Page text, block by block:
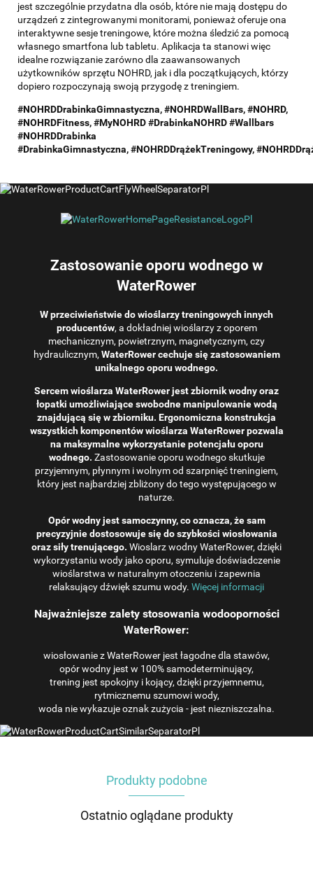
jest szczególnie przydatna dla osób, które nie mają dostępu do
urządzeń z zintegrowanymi monitorami, ponieważ oferuje ona
interaktywne sesje treningowe, które można śledzić za pomocą
własnego smartfona lub tabletu. Aplikacja ta stanowi więc
idealne rozwiązanie zarówno dla zaawansowanych
użytkowników sprzętu NOHRD, jak i dla początkujących, którzy
dopiero rozpoczynają swoją przygodę z treningiem.
#NOHRDDrabinkaGimnastyczna, #NOHRDWallBars, #NOHRD,
#NOHRDFitness, #MyNOHRD #DrabinkaNOHRD #Wallbars
#NOHRDDrabinka
#DrabinkaGimnastyczna,#NOHRDDrążekTreningowy,
Zastosowanie oporu wodnego w
WaterRower
W przeciwieństwie do wioślarzy treningowych innych
producentów, a dokładniej wioślarzy z oporem
mechanicznym, powietrznym, magnetycznym, czy
hydraulicznym, WaterRower cechuje się zastosowaniem
unikalnego oporu wodnego.
Sercem wioślarza WaterRower jest zbiornik wodny oraz
łopatki umożliwiające swobodne manipulowanie wodą
znajdującą się w zbiorniku. Ergonomiczna konstrukcja
wszystkich komponentów wioślarza WaterRower pozwala
na maksymalne wykorzystanie potencjału oporu
wodnego. Zastosowanie oporu wodnego skutkuje
przyjemnym, płynnym i wolnym od szarpnięć treningiem,
który jest najbardziej zbliżony do tego występującego w
naturze.
Opór wodny jest samoczynny, co oznacza, że ​​sam
precyzyjnie dostosowuje się do szybkości wiosłowania
oraz siły trenującego. Wioslarz wodny WaterRower, dzięki
wykorzystaniu wody jako oporu, symuluje doświadczenie
wioślarstwa w naturalnym otoczeniu i zapewnia
relaksujący dźwięk szumu wody. Więcej informacji
Najważniejsze zalety stosowania wodooporności
WaterRower:
wiosłowanie z WaterRower jest łagodne dla stawów,
opór wodny jest w 100% samodeterminujący,
trening jest spokojny i kojący, dzięki przyjemnemu,
rytmicznemu szumowi wody,
woda nie wykazuje oznak zużycia - jest niezniszczalna.
Produkty podobne
Ostatnio oglądane produkty